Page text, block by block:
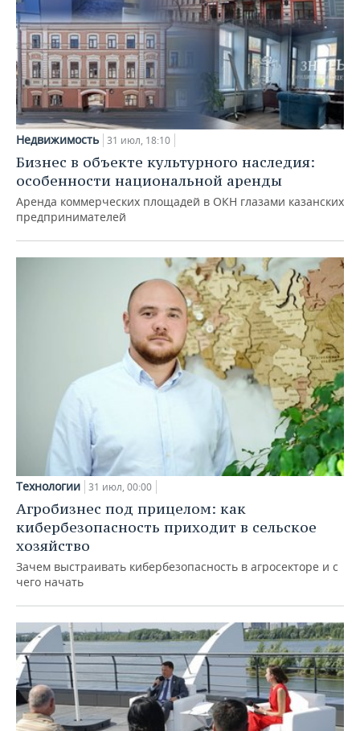
Недвижимость 31 июл, 18:10
Бизнес в объекте культурного наследия:
особенности национальной аренды
Аренда коммерческих площадей в ОКН глазами казанских
предпринимателей
Технологии 31 июл, 00:00
Агробизнес под прицелом: как
кибербезопасность приходит в сельское
хозяйство
Зачем выстраивать кибербезопасность в агросекторе и с
чего начать